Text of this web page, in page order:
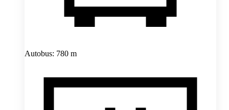
Autobus: 780 m